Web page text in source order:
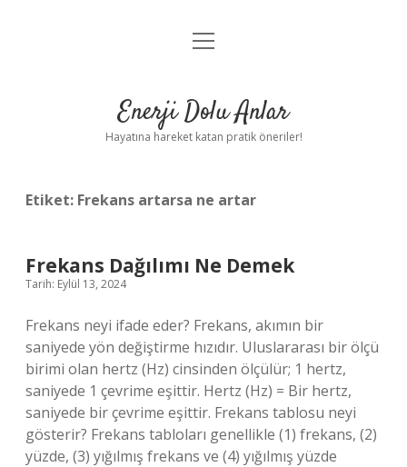
Anasayfa
Yasal Uyarı
menüyü
Enerji Dolu Anlar
Hayatına hareket katan pratik öneriler!
Etiket: Frekans artarsa ne artar
Frekans Dağılımı Ne Demek
Tarih: Eylül 13, 2024
Frekans neyi ifade eder? Frekans, akımın bir
saniyede yön değiştirme hızıdır. Uluslararası bir ölçü
birimi olan hertz (Hz) cinsinden ölçülür; 1 hertz,
saniyede 1 çevrime eşittir. Hertz (Hz) = Bir hertz,
saniyede bir çevrime eşittir. Frekans tablosu neyi
gösterir? Frekans tabloları genellikle (1) frekans, (2)
yüzde, (3) yığılmış frekans ve (4) yığılmış yüzde